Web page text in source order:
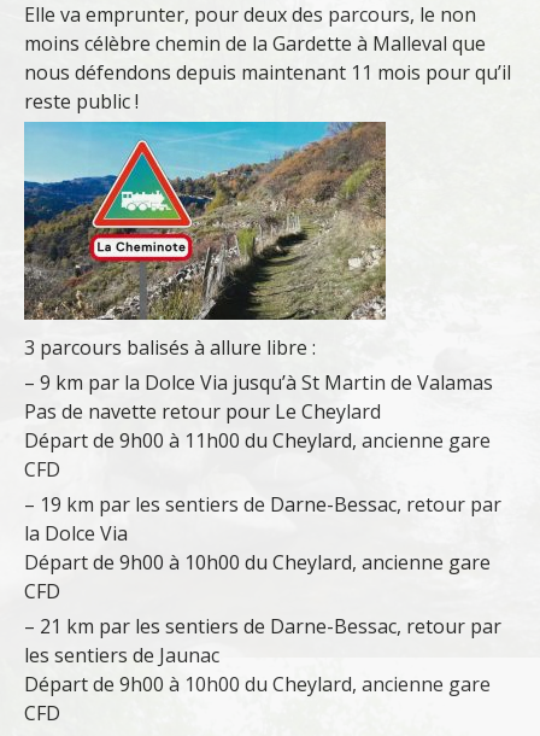
Elle va emprunter, pour deux des parcours, le non
moins célèbre chemin de la Gardette à Malleval que
nous défendons depuis maintenant 11 mois pour qu’il
reste public !
3 parcours balisés à allure libre :
– 9 km par la Dolce Via jusqu’à St Martin de Valamas
Pas de navette retour pour Le Cheylard
Départ de 9h00 à 11h00 du Cheylard, ancienne gare
CFD
– 19 km par les sentiers de Darne-Bessac, retour par
la Dolce Via
Départ de 9h00 à 10h00 du Cheylard, ancienne gare
CFD
– 21 km par les sentiers de Darne-Bessac, retour par
les sentiers de Jaunac
Départ de 9h00 à 10h00 du Cheylard, ancienne gare
CFD